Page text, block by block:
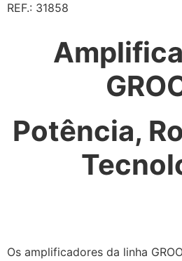
REF.: 31858
Potência,
Os amplificadores da linha